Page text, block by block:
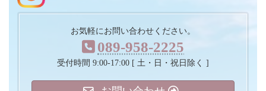
お気軽にお問い合わせください。
089-958-2225
受付時間 9:00-17:00 [ 土・日・祝日除く ]